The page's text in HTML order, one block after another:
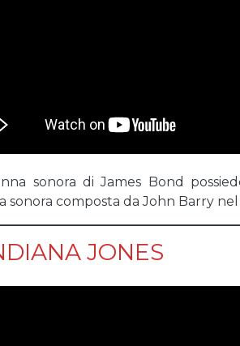
sonora di James Bond
sonora composta da John Barry nel
JONES